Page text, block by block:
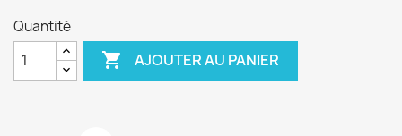
Quantité
 AJOUTER AU PANIER